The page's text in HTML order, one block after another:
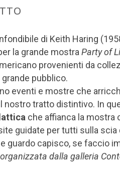
di Keith Haring
la grande mostra Party of
provenienti da
pubblico.
eventi e mostre che
nostro tratto distintivo. In
che affianca la mostra
guidate per tutti sulla
guardo capisco, se faccio
dalla galleria